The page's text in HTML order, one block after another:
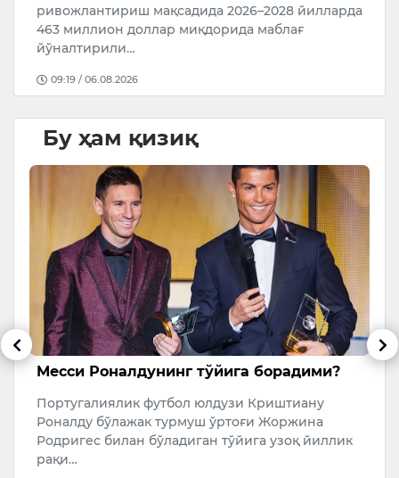
ривожлантириш мақсадида 2026–2028 йилларда
463 миллион доллар миқдорида маблағ
йўналтирили…
09:19 / 06.08.2026
Бу ҳам қизиқ
Месси Роналдунинг тўйига борадими?
Португалиялик футбол юлдузи Криштиану
Роналду бўлажак турмуш ўртоғи Жоржина
Родригес билан бўладиган тўйига узоқ йиллик
рақи…